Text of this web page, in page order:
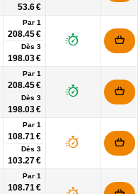
53.6 €
Par 1
208.45 €
Dès 3
198.03 €
Par 1
208.45 €
Dès 3
198.03 €
Par 1
108.71 €
Dès 3
103.27 €
Par 1
108.71 €